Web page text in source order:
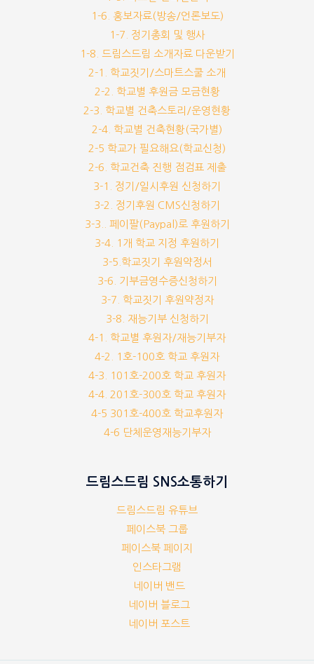
1-6. 홍보자료(방송/언론보도)
1-7. 정기총회 및 행사
1-8. 드림스드림 소개자료 다운받기
2-1. 학교짓기/스마트스쿨 소개
2-2. 학교별 후원금 모금현황
2-3. 학교별 건축스토리/운영현황
2-4. 학교별 건축현황(국가별)
2-5 학교가 필요해요(학교신청)
2-6. 학교건축 진행 점검표 제출
3-1. 정기/일시후원 신청하기
3-2. 정기후원 CMS신청하기
3-3.. 페이팔(Paypal)로 후원하기
3-4. 1개 학교 지정 후원하기
3-5.학교짓기 후원약정서
3-6. 기부금영수증신청하기
3-7. 학교짓기 후원약정자
3-8. 재능기부 신청하기
4-1. 학교별 후원자/재능기부자
4-2. 1호-100호 학교 후원자
4-3. 101호-200호 학교 후원자
4-4. 201호-300호 학교 후원자
4-5 301호-400호 학교후원자
4-6 단체운영재능기부자
드림스드림 SNS소통하기
드림스드림 유튜브
페이스북 그룹
페이스북 페이지
인스타그램
네이버 밴드
네이버 블로그
네이버 포스트